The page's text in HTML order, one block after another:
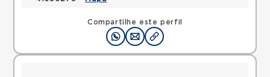
Compartilhe este perfil